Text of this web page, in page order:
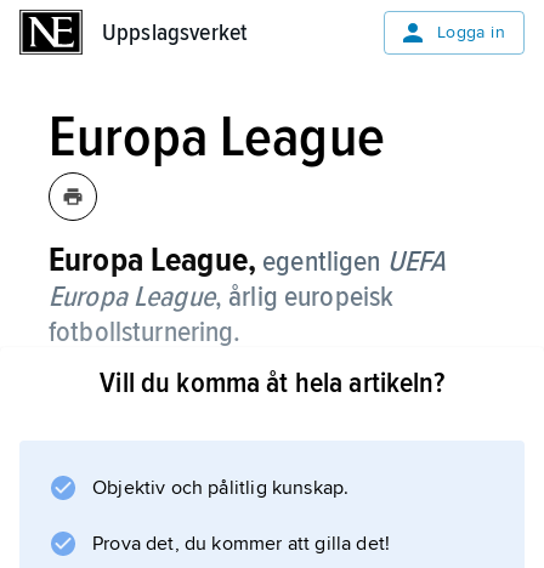
Uppslagsverket Logga in
Europa League
Europa League, egentligen UEFA
Europa League, årlig europeisk
fotbollsturnering.
Turneringen spelades till och med säsongen
(instiftad 1955). Cupen var ursprungligen
mästarlaget i de nationella ligorna, men sedan
Vill du komma åt hela artikeln?
Objektiv och pålitlig kunskap.
Prova det, du kommer att gilla det!